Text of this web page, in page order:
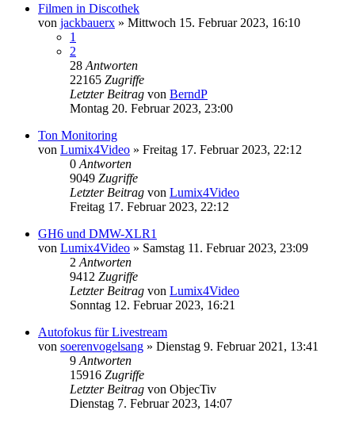
Filmen in Discothek
von jackbauerx » Mittwoch 15. Februar 2023, 16:10
1
2
28 Antworten
22165 Zugriffe
Letzter Beitrag von BerndP
Montag 20. Februar 2023, 23:00
Ton Monitoring
von Lumix4Video » Freitag 17. Februar 2023, 22:12
0 Antworten
9049 Zugriffe
Letzter Beitrag von Lumix4Video
Freitag 17. Februar 2023, 22:12
GH6 und DMW-XLR1
von Lumix4Video » Samstag 11. Februar 2023, 23:09
2 Antworten
9412 Zugriffe
Letzter Beitrag von Lumix4Video
Sonntag 12. Februar 2023, 16:21
Autofokus für Livestream
von soerenvogelsang » Dienstag 9. Februar 2021, 13:41
9 Antworten
15916 Zugriffe
Letzter Beitrag von ObjecTiv
Dienstag 7. Februar 2023, 14:07